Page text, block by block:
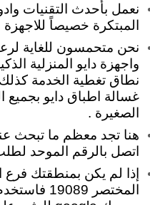
نعمل بأحدث التقنيات
المبتكرة خصيصاً للاجهزة
نحن متحمسون للغاية
واجهزة دايو المنزلية
نطاق تغطية الخدمة
غسالة اطباق دايو بجميع
الصغيرة .
هنا تجد معظم ما تبحث
اتصل بالرقم الموحد
إذا لم يكن بمنطقتك فرع
المختصر